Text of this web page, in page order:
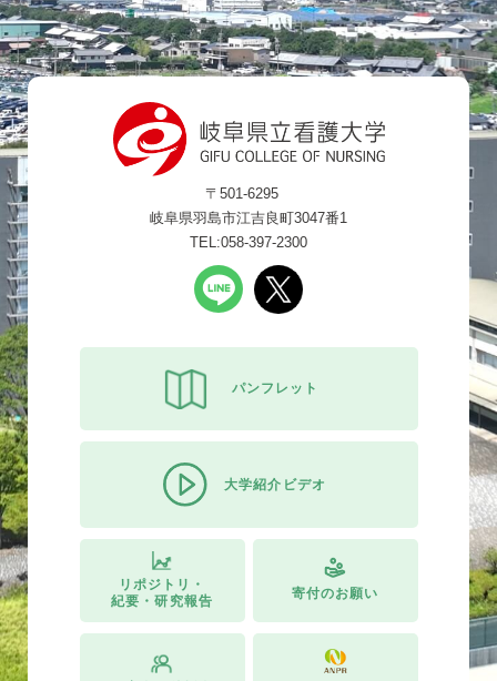
〒501-6295
岐阜県羽島市江吉良町3047番1
TEL:058-397-2300
パンフレット
大学紹介ビデオ
リポジトリ・
紀要・研究報告
寄付のお願い